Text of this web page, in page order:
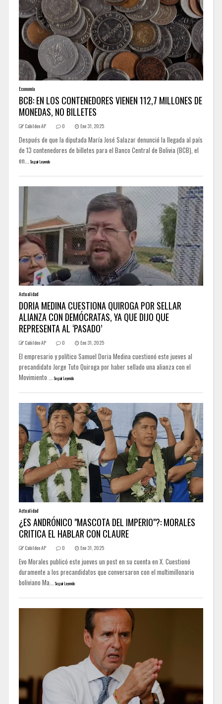
Economía
BCB: EN LOS CONTENEDORES VIENEN 112,7 MILLONES DE
MONEDAS, NO BILLETES
Cabildeo AP 0 Ene 31, 2025
Después de que la diputada María José Salazar denunció la llegada al país
de 13 contenedores de billetes para el Banco Central de Bolivia (BCB), el
en... Seguir Leyendo
Actualidad
DORIA MEDINA CUESTIONA QUIROGA POR SELLAR
ALIANZA CON DEMÓCRATAS, YA QUE DIJO QUE
REPRESENTA AL ‘PASADO’
Cabildeo AP 0 Ene 31, 2025
El empresario y político Samuel Doria Medina cuestionó este jueves al
precandidato Jorge Tuto Quiroga por haber sellado una alianza con el
Movimiento ... Seguir Leyendo
Actualidad
¿ES ANDRÓNICO "MASCOTA DEL IMPERIO"?: MORALES
CRITICA EL HABLAR CON CLAURE
Cabildeo AP 0 Ene 31, 2025
Evo Morales publicó este jueves un post en su cuenta en X. Cuestionó
duramente a los precandidatos que conversaron con el multimillonario
boliviano Ma... Seguir Leyendo